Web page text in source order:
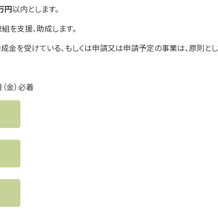
円以内とします。
支援、助成します。
金を受けている、もしくは申請又は申請予定の事業は、原則と
金）必着